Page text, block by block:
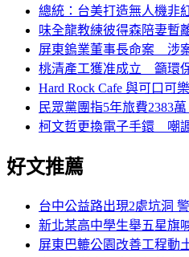
總統：台美打造無人機非
味全龍教練彼得森陪妻暫
屏東鎢業董事長命案 涉
桃清產工獲准成立 籲環
Hard Rock Cafe 與可口可
民眾黨團指5年旅費2383
柯文哲更換電子手鐶 嘲
好文推薦
台中公益路出現2處坑洞
新北某高中學生舉五星旗
屏東巴轆公園改善工程動